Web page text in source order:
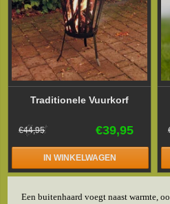
Traditionele Vuurkorf
€39,95
€44,95
IN WINKELWAGEN
Een buitenhaard voegt naast warmte,